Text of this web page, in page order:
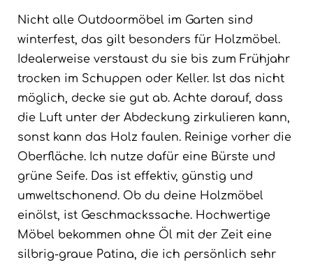
Nicht alle Outdoormöbel im Garten sind
winterfest, das gilt besonders für Holzmöbel.
Idealerweise verstaust du sie bis zum Frühjahr
trocken im Schuppen oder Keller. Ist das nicht
möglich, decke sie gut ab. Achte darauf, dass
die Luft unter der Abdeckung zirkulieren kann,
sonst kann das Holz faulen. Reinige vorher die
Oberfläche. Ich nutze dafür eine Bürste und
grüne Seife. Das ist effektiv, günstig und
umweltschonend. Ob du deine Holzmöbel
einölst, ist Geschmackssache. Hochwertige
Möbel bekommen ohne Öl mit der Zeit eine
silbrig-graue Patina, die ich persönlich sehr